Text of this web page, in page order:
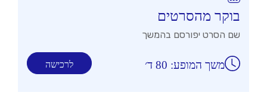
בוקר מהסרטים
שם הסרט יפורסם בהמשך
לרכישה משך המופע: 80 ד׳